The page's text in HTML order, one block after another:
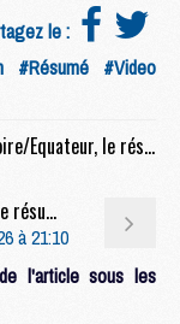
le :
#Résumé #Video
Coupe du monde 2026 : Côte d'Ivoire/Equateur, le résumé et le but en video
Coupe du monde 2026 : Allemagne/Curaçao, le résumé et les buts en video
à 21:10
l'article sous les